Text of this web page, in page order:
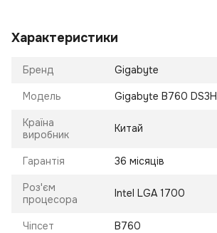
Характеристики
Бренд Gigabyte
Модель Gigabyte B760 DS3H
Країна
виробник
Китай
Гарантія 36 місяців
Роз'єм
процесора
Intel LGA 1700
Чіпсет B760